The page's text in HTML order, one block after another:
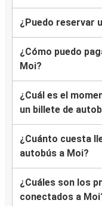
¿Puedo reservar
¿Cómo puedo
Moi?
¿Cuál es el
un billete de
¿Cuánto cuesta
autobús a Moi?
¿Cuáles son los
conectados a